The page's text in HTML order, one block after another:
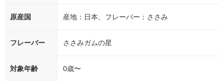
原産国 産地：日本、フレーバー：ささみ
フレーバー ささみガムの星
対象年齢 0歳〜